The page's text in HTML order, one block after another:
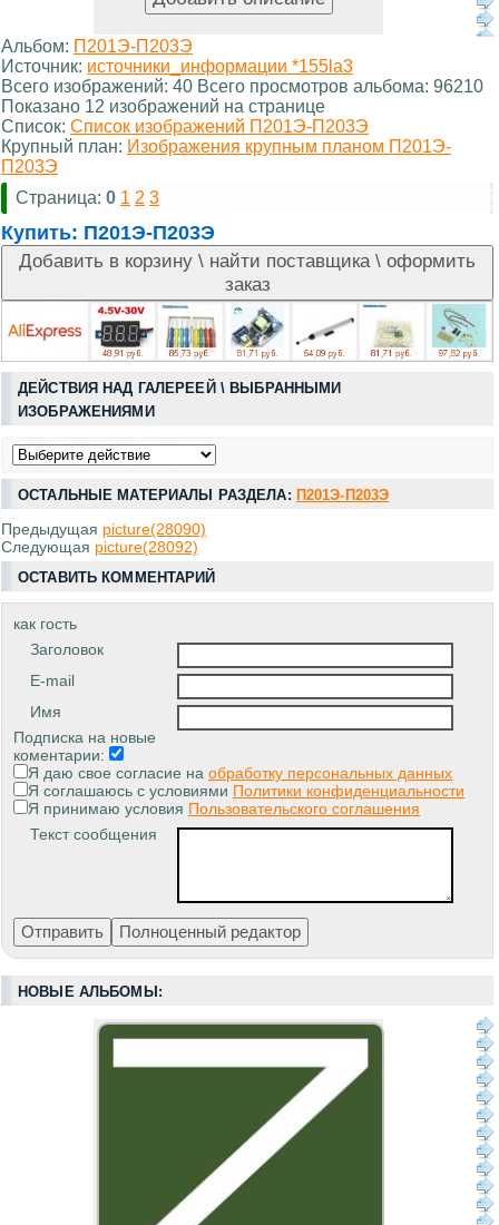
Альбом: П201Э-П203Э
Источник: источники_информации *155la3
Всего изображений: 40 Всего просмотров альбома: 96210
Показано 12 изображений на странице
Список: Список изображений П201Э-П203Э
Крупный план: Изображения крупным планом П201Э-
П203Э
Страница: 0 1 2 3
Купить: П201Э-П203Э
ДЕЙСТВИЯ НАД ГАЛЕРЕЕЙ \ ВЫБРАННЫМИ
ИЗОБРАЖЕНИЯМИ
ОСТАЛЬНЫЕ МАТЕРИАЛЫ РАЗДЕЛА: П201Э-П203Э
Предыдущая picture(28090)
Следующая picture(28092)
ОСТАВИТЬ КОММЕНТАРИЙ
как гость
Заголовок
E-mail
Имя
Подписка на новые
коментарии:
Я даю свое согласие на обработку персональных данных
Я соглашаюсь с условиями Политики конфиденциальности
Я принимаю условия Пользовательского соглашения
Текст сообщения
НОВЫЕ АЛЬБОМЫ: